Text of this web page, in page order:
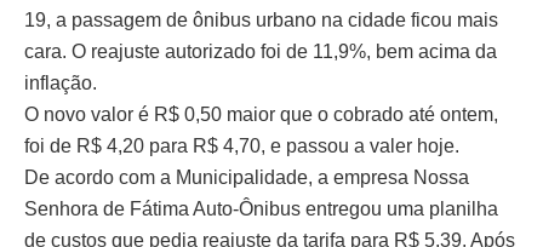
19, a passagem de ônibus urbano na cidade ficou mais
cara. O reajuste autorizado foi de 11,9%, bem acima da
inflação.
O novo valor é R$ 0,50 maior que o cobrado até ontem,
foi de R$ 4,20 para R$ 4,70, e passou a valer hoje.
De acordo com a Municipalidade, a empresa Nossa
Senhora de Fátima Auto-Ônibus entregou uma planilha
de custos que pedia reajuste da tarifa para R$ 5,39. Após